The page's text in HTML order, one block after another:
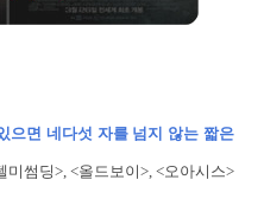
으면 네다섯 자를 넘지 않는 짧은
미썸딩>, <올드보이>, <오아시스>